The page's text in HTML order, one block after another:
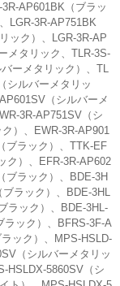
AP601BK（ブラッ
LGR-3R-AP751BK
ック）、LGR-3R-AP
メタリック、TLR-3S-
ーメタリック）、TL
シルバーメタリッ
（シルバーメ
3R-AP751SV（シ
）、EWR-3R-AP901
ブラック）、TTK-EF
ク）、EFR-3R-AP602
ラック）、BDE-3H
ラック）、BDE-3HL
ラック）、BDE-3HL-
ラック）、BFRS-3F-A
ック）、MPS-HSLD-
（シルバーメタリッ
HSLDX-5860SV（シ